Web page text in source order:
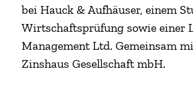
bei Hauck & Aufhäuser, einem
Wirtschaftsprüfung sowie einer
Management Ltd. Gemeinsam
Zinshaus Gesellschaft mbH.